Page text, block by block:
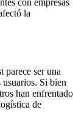
la
parece ser una
usuarios. Si bien
han enfrentado
de